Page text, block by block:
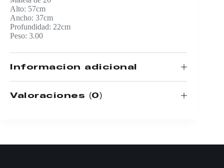
Alto: 57cm
Ancho: 37cm
Profundidad: 22cm
Peso: 3.00
Información adicional
Valoraciones (0)